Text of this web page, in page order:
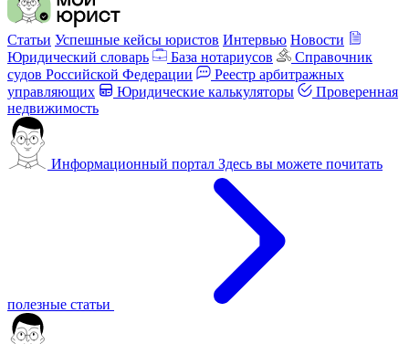
Статьи Успешные кейсы юристов Интервью Новости
Юридический словарь
База нотариусов
Справочник
судов Российской Федерации
Реестр арбитражных
управляющих
Юридические калькуляторы
Проверенная
недвижимость
Информационный портал Здесь вы можете почитать
полезные статьи